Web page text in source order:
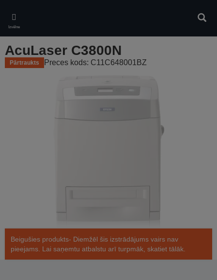
main
content
Izvēlne
AcuLaser C3800N
Pārtraukts Preces kods: C11C648001BZ
Beigušies produkts- Diemžēl šis izstrādājums vairs nav
pieejams. Lai saņemtu atbalstu arī turpmāk, skatiet tālāk.